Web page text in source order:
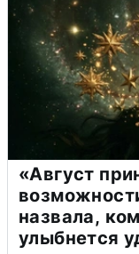
«Август
назвала,
улыбнется